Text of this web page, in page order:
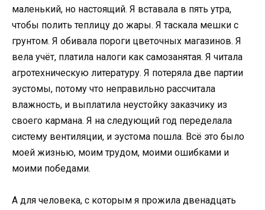
маленький, но настоящий. Я вставала в пять утра,
чтобы полить теплицу до жары. Я таскала мешки с
грунтом. Я обивала пороги цветочных магазинов. Я
вела учёт, платила налоги как самозанятая. Я читала
агротехническую литературу. Я потеряла две партии
эустомы, потому что неправильно рассчитала
влажность, и выплатила неустойку заказчику из
своего кармана. Я на следующий год переделала
систему вентиляции, и эустома пошла. Всё это было
моей жизнью, моим трудом, моими ошибками и
моими победами.
А для человека, с которым я прожила двенадцать